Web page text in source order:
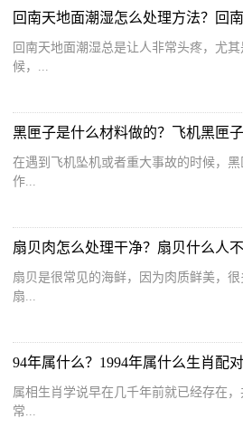
回南天地面潮湿怎么处理方法？回
回南天地面潮湿总是让人非常头疼，尤
候，...
黑匣子是什么材料做的？飞机黑匣
在遇到飞机坠机或者重大事故的时候，
作...
扇贝肉怎么处理干净？扇贝什么人不
扇贝是很常见的海鲜，因为肉质鲜美，
扇...
属相生肖学说早在几千年前就已经存在
常...